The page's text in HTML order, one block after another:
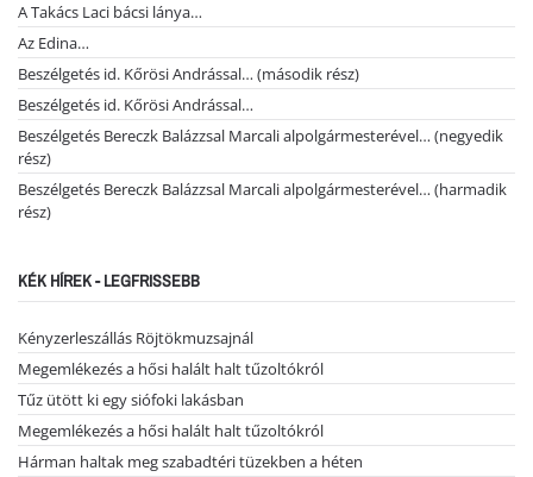
A Takács Laci bácsi lánya…
Az Edina…
Beszélgetés id. Kőrösi Andrással… (második rész)
Beszélgetés id. Kőrösi Andrással…
Beszélgetés Bereczk Balázzsal Marcali alpolgármesterével… (negyedik
rész)
Beszélgetés Bereczk Balázzsal Marcali alpolgármesterével… (harmadik
rész)
KÉK HÍREK - LEGFRISSEBB
Kényzerleszállás Röjtökmuzsajnál
Megemlékezés a hősi halált halt tűzoltókról
Tűz ütött ki egy siófoki lakásban
Megemlékezés a hősi halált halt tűzoltókról
Hárman haltak meg szabadtéri tüzekben a héten